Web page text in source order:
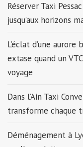
Réserver Taxi
jusqu’aux horizons
L’éclat d’une
extase quand un
voyage
Dans l’Ain Taxi
transforme chaque
Déménagement à